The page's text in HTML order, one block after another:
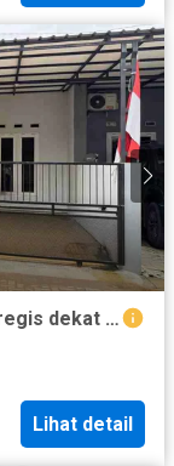
Rumah Cantik Nyaman Siap Huni Straregis dekat Hotel Alana dan Hotel Lord In Solo
Lihat detail